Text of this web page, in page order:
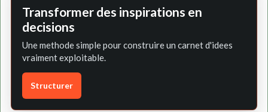
Transformer des inspirations en
decisions
Une methode simple pour construire un carnet d'idees
vraiment exploitable.
Structurer